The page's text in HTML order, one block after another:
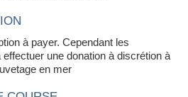
une donation à discrétion à
en mer